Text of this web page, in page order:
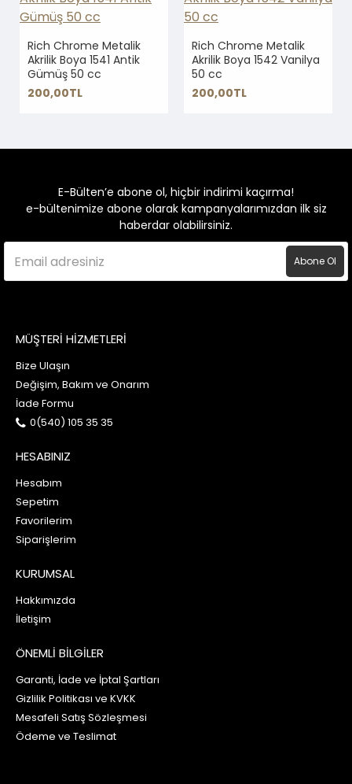
Rich Chrome Metalik
Akrilik Boya 1541 Antik
Gümüş 50 cc
200,00TL
Rich Chrome Metalik
Akrilik Boya 1542 Vanilya
50 cc
200,00TL
E-Bülten’e abone ol, hiçbir indirimi kaçırma!
e-bültenimize abone olarak kampanyalarımızdan ilk siz
haberdar olabilirsiniz.
Abone Ol
MÜŞTERİ HİZMETLERİ
Bize Ulaşın
Değişim, Bakım ve Onarım
İade Formu
0(540) 105 35 35
HESABINIZ
Hesabım
Sepetim
Favorilerim
Siparişlerim
KURUMSAL
Hakkımızda
İletişim
ÖNEMLİ BİLGİLER
Garanti, İade ve İptal Şartları
Gizlilik Politikası ve KVKK
Mesafeli Satış Sözleşmesi
Ödeme ve Teslimat